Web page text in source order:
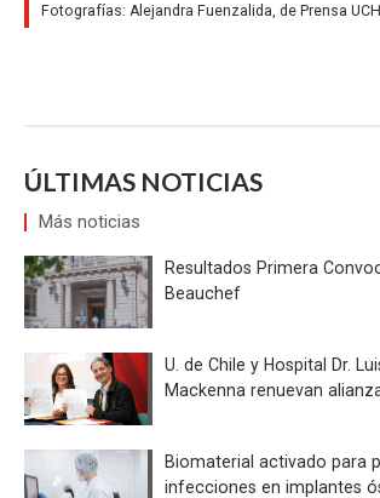
Fotografías: Alejandra Fuenzalida, de Prensa
ÚLTIMAS NOTICIAS
Más noticias
Resultados Primera
Beauchef
U. de Chile y Hospital Dr.
Mackenna renuevan
Biomaterial activado para
infecciones en implantes